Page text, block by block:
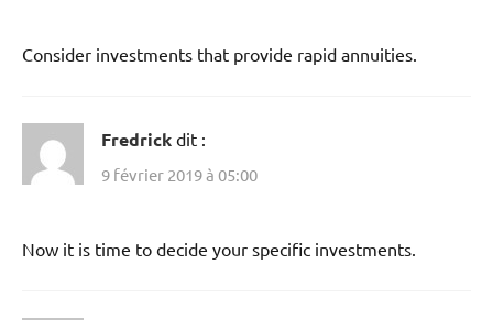
Consider investments that provide rapid annuities.
Fredrick dit :
9 février 2019 à 05:00
Now it is time to decide your specific investments.